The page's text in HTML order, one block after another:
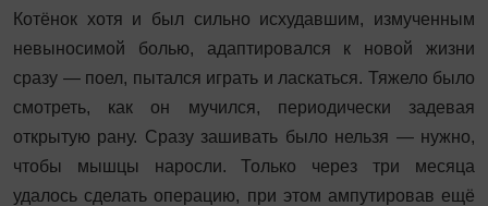
Котёнок хотя и был сильно исхудавшим, измученным
невыносимой болью, адаптировался к новой жизни
сразу — поел, пытался играть и ласкаться. Тяжело было
смотреть, как он мучился, периодически задевая
открытую рану. Сразу зашивать было нельзя — нужно,
чтобы мышцы наросли. Только через три месяца
удалось сделать операцию, при этом ампутировав ещё